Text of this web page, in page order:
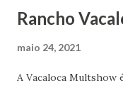
Rancho
maio 24, 2021
A Vacaloca Multshow